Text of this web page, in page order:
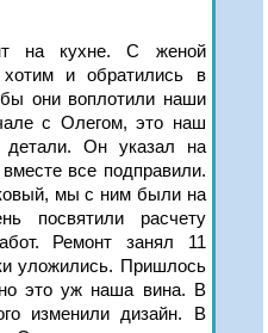
на кухне. С женой
и обратились в
они воплотили наши
с Олегом, это наш
детали. Он указал на
все подправили.
мы с ним были на
посвятили расчету
Ремонт занял 11
уложились. Пришлось
это уж наша вина. В
изменили дизайн. В